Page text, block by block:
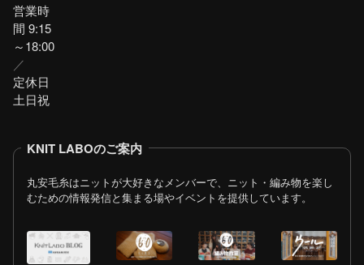
営業時
間 9:15
～18:00
／
定休日
土日祝
KNIT LABOのご案内
丸安毛糸はニットが大好きなメンバーで、ニット・編み物を楽し
むための情報発信と集まる場やイベントを提供しています。